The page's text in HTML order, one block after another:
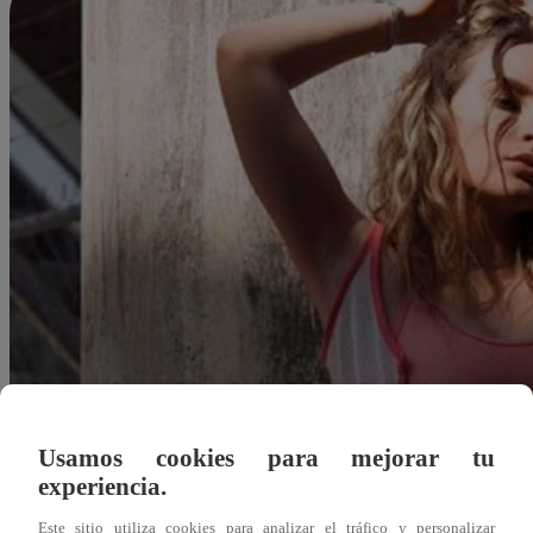
Usamos cookies para mejorar tu
experiencia.
Este sitio utiliza cookies para analizar el tráfico y personalizar